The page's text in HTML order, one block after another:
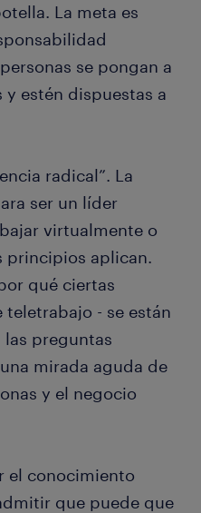
La meta es
se pongan a
estén dispuestas a
radical”. La
ser un líder
virtualmente o
principios aplican.
qué ciertas
teletrabajo - se están
preguntas
mirada aguda de
y el negocio
el conocimiento
que puede que